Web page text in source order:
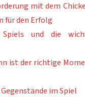
mit dem
für den Erfolg
und die
ist der richtige
im Spiel